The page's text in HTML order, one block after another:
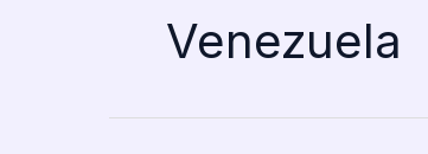
Venezuela